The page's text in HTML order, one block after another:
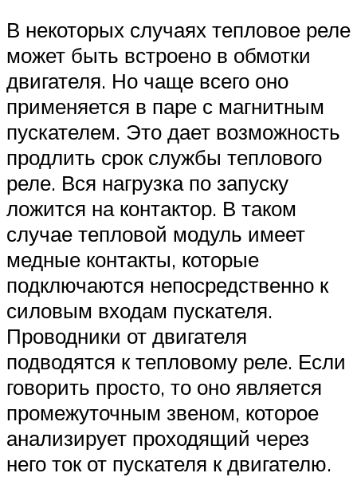
В некоторых случаях тепловое реле
может быть встроено в обмотки
двигателя. Но чаще всего оно
применяется в паре с магнитным
пускателем. Это дает возможность
продлить срок службы теплового
реле. Вся нагрузка по запуску
ложится на контактор. В таком
случае тепловой модуль имеет
медные контакты, которые
подключаются непосредственно к
силовым входам пускателя.
Проводники от двигателя
подводятся к тепловому реле. Если
говорить просто, то оно является
промежуточным звеном, которое
анализирует проходящий через
него ток от пускателя к двигателю.